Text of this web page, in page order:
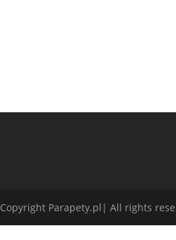
Copyright Parapety.pl| All rights